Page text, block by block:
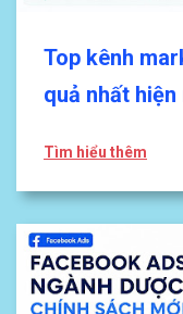
Top kênh
quả nhất
Tìm hiểu thêm